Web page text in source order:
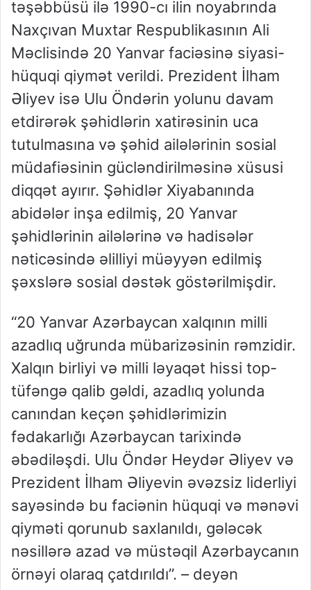
təşəbbüsü ilə 1990-cı ilin noyabrında
Naxçıvan Muxtar Respublikasının Ali
Məclisində 20 Yanvar faciəsinə siyasi-
hüquqi qiymət verildi. Prezident İlham
Əliyev isə Ulu Öndərin yolunu davam
etdirərək şəhidlərin xatirəsinin uca
tutulmasına və şəhid ailələrinin sosial
müdafiəsinin gücləndirilməsinə xüsusi
diqqət ayırır. Şəhidlər Xiyabanında
abidələr inşa edilmiş, 20 Yanvar
şəhidlərinin ailələrinə və hadisələr
nəticəsində əlilliyi müəyyən edilmiş
şəxslərə sosial dəstək göstərilmişdir.
“20 Yanvar Azərbaycan xalqının milli
azadlıq uğrunda mübarizəsinin rəmzidir.
Xalqın birliyi və milli ləyaqət hissi top-
tüfəngə qalib gəldi, azadlıq yolunda
canından keçən şəhidlərimizin
fədakarlığı Azərbaycan tarixində
əbədiləşdi. Ulu Öndər Heydər Əliyev və
Prezident İlham Əliyevin əvəzsiz liderliyi
sayəsində bu faciənin hüquqi və mənəvi
qiyməti qorunub saxlanıldı, gələcək
nəsillərə azad və müstəqil Azərbaycanın
örnəyi olaraq çatdırıldı”. – deyən